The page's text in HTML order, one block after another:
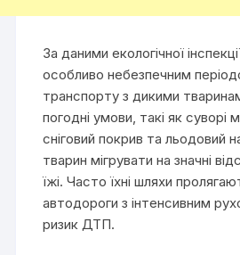
За даними екологічної
особливо небезпечним
транспорту з дикими
погодні умови, такі як суворі
сніговий покрив та льодовий
тварин мігрувати на значні
їжі. Часто їхні шляхи
автодороги з інтенсивним
ризик ДТП.